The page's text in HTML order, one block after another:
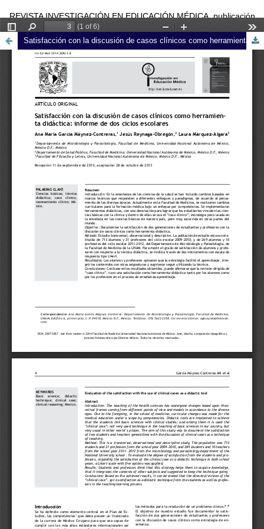
REVISTA INVESTIGACIÓN EN EDUCACIÓN MÉDICA, publicación
trimestral editada por la Universidad Nacional Autónoma de México
Satisfacción con la discusión de casos clínicos como herramienta didáctica: informe de dos ciclos escolares